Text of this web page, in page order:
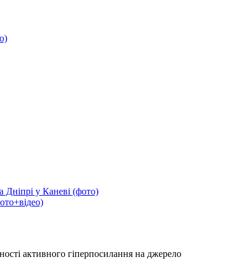
Дніпрі у Каневі (фото)
активного гіперпосилання на джерело